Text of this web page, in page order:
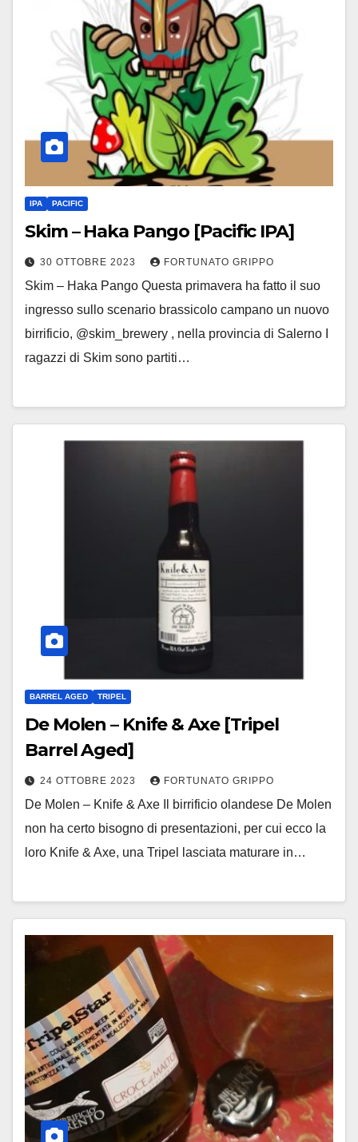
IPA PACIFIC
Skim – Haka Pango [Pacific IPA]
30 OTTOBRE 2023 FORTUNATO GRIPPO
Skim – Haka Pango Questa primavera ha fatto il suo
ingresso sullo scenario brassicolo campano un nuovo
birrificio, @skim_brewery , nella provincia di Salerno I
ragazzi di Skim sono partiti…
BARREL AGED TRIPEL
De Molen – Knife & Axe [Tripel
Barrel Aged]
24 OTTOBRE 2023 FORTUNATO GRIPPO
De Molen – Knife & Axe Il birrificio olandese De Molen
non ha certo bisogno di presentazioni, per cui ecco la
loro Knife & Axe, una Tripel lasciata maturare in…